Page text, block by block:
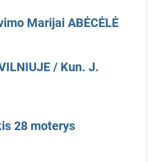
Marijai ABĖCĖLĖ
/ Kun. J.
28 moterys